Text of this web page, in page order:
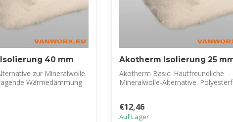
40 mm
zur Mineralwolle.
Wärmedämmung
Akotherm Isolierung 25
Akotherm Basic: Hautfreundliche
Mineralwolle-Alternative.
€12,46
Auf Lager